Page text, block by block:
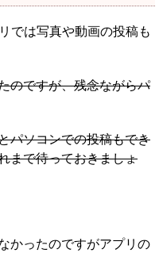
では写真や動画の投稿も
のですが、残念ながらパ
パソコンでの投稿もでき
まで待っておきましょ
かったのですがアプリの